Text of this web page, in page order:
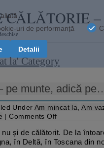
CĂLĂTORIE
la' Category
pe munte, adică
UnderAm mincat la ,Am
|Comments Offon
numai
cu
bune
și de călătorit. De la
în Deltă, în Toscana din